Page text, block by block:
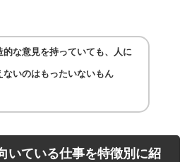
的な意見を持っていても、人に
ないのはもったいないもん
いている仕事を特徴別に紹